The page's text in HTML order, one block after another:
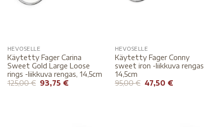
HEVOSELLE
Käytetty Fager Carina
Sweet Gold Large Loose
rings -liikkuva rengas, 14,5cm
125,00€ 93,75 €
HEVOSELLE
Käytetty Fager Conny
sweet iron -liikkuva rengas
14,5cm
95,00€ 47,50 €